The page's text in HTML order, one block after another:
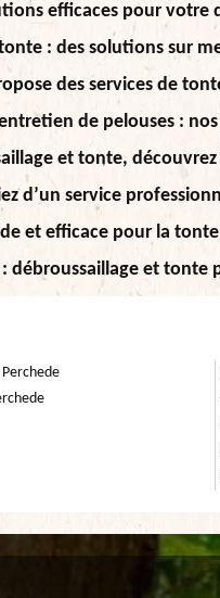
efficaces pour votre
: des solutions sur
des services de
de pelouses :
et tonte,
d’un service
et efficace pour la
débroussaillage et tonte